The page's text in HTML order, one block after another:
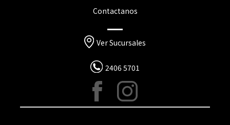
Contactanos
Ver Sucursales
2406 5701